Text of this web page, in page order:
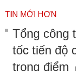
TIN MỚI HƠN
Tổng công
tốc tiến độ
trọng điểm